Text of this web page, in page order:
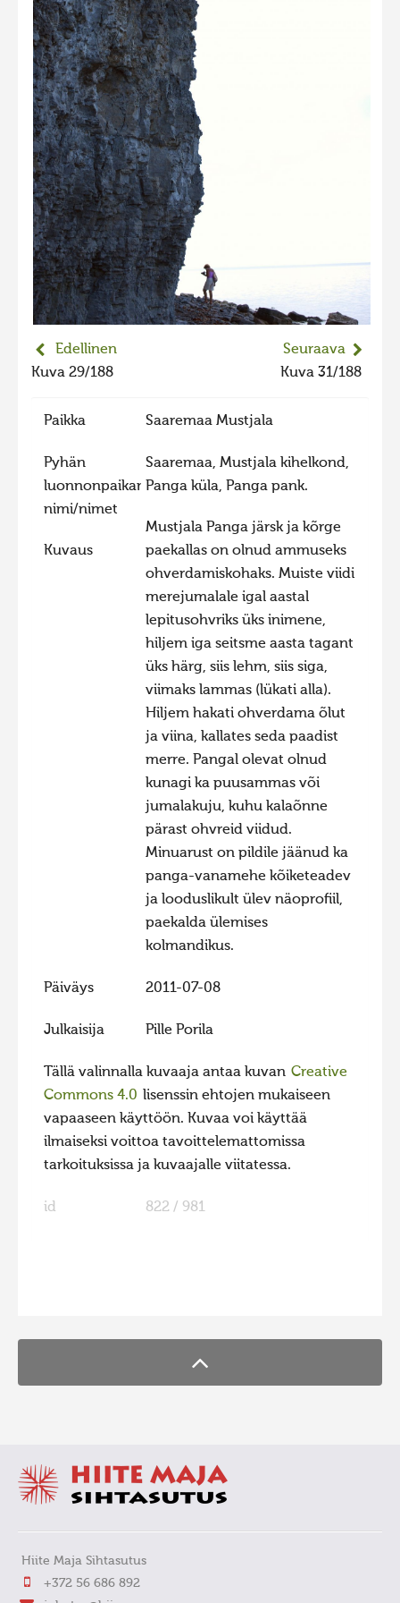
2023 kuvakilpailu lisä
Liikkuvat kuvat 2023
Hiite kuvavõistlus 2022
Hiite kuvavõistlus 2022 lisa
Liikkuvat kuvat 2022
Hiite kuvavõistlus 2021
Liikkuvat kuvat 2021
Hiite kuvavõistlus 2020
Liikkuvat kuvat 2020
Hiite kuvavõistlus 2019
Hiite kuvavõistlus 2015
Hiite kuvavõistlus 2014
Hiite kuvavõistlus 2013
Hiite kuvavõistlus 2012
Hiite kuvavõistlus 2011
Hiite kuvavõistlus 2010
Hiite kuvavõistlus 2009
Hiite kuvavõistlus 2008
Edellinen
Kuva 29/188
Seuraava
Kuva 31/188
Paikka Saaremaa Mustjala
Pyhän
luonnonpaikan
nimi/nimet
Saaremaa, Mustjala kihelkond,
Panga küla, Panga pank.
Kuvaus
Mustjala Panga järsk ja kõrge
paekallas on olnud ammuseks
ohverdamiskohaks. Muiste viidi
merejumalale igal aastal
lepitusohvriks üks inimene,
hiljem iga seitsme aasta tagant
üks härg, siis lehm, siis siga,
viimaks lammas (lükati alla).
Hiljem hakati ohverdama õlut
ja viina, kallates seda paadist
merre. Pangal olevat olnud
kunagi ka puusammas või
jumalakuju, kuhu kalaõnne
pärast ohvreid viidud.
Minuarust on pildile jäänud ka
panga-vanamehe kõiketeadev
ja looduslikult ülev näoprofiil,
paekalda ülemises
kolmandikus.
Päiväys 2011-07-08
Julkaisija Pille Porila
Tällä valinnalla kuvaaja antaa kuvan Creative
Commons 4.0 lisenssin ehtojen mukaiseen
vapaaseen käyttöön. Kuvaa voi käyttää
ilmaiseksi voittoa tavoittelemattomissa
tarkoituksissa ja kuvaajalle viitatessa.
id 822 / 981
Hiite Maja Sihtasutus
+372 56 686 892